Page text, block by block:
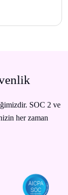
SOC 2 ve
her zaman